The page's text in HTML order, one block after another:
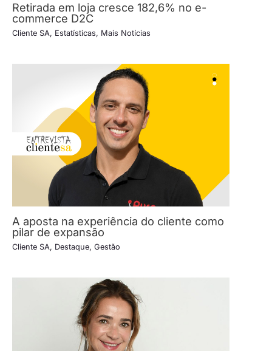
Retirada em loja cresce 182,6% no e-
commerce D2C
Cliente SA, Estatísticas, Mais Notícias
A aposta na experiência do cliente como
pilar de expansão
Cliente SA, Destaque, Gestão